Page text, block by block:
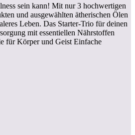
sein kann! Mit nur 3 hochwertigen
und ausgewählten ätherischen Ölen
Leben. Das Starter-Trio für deinen
mit essentiellen Nährstoffen
für Körper und Geist Einfache